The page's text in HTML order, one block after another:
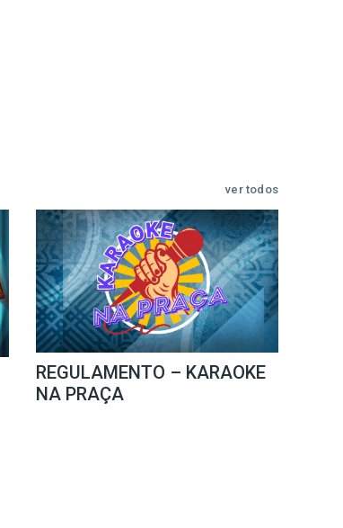
ver todos
REGULAMENTO – KARAOKE
NA PRAÇA